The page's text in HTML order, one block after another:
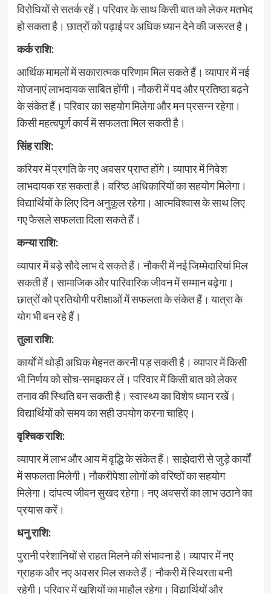
विरोधियों से सतर्क रहें। परिवार के साथ किसी बात को लेकर मतभेद
हो सकता है। छात्रों को पढ़ाई पर अधिक ध्यान देने की जरूरत है।
कर्क राशि:
आर्थिक मामलों में सकारात्मक परिणाम मिल सकते हैं। व्यापार में नई
योजनाएं लाभदायक साबित होंगी। नौकरी में पद और प्रतिष्ठा बढ़ने
के संकेत हैं। परिवार का सहयोग मिलेगा और मन प्रसन्न रहेगा।
किसी महत्वपूर्ण कार्य में सफलता मिल सकती है।
सिंह राशि:
करियर में प्रगति के नए अवसर प्राप्त होंगे। व्यापार में निवेश
लाभदायक रह सकता है। वरिष्ठ अधिकारियों का सहयोग मिलेगा।
विद्यार्थियों के लिए दिन अनुकूल रहेगा। आत्मविश्वास के साथ लिए
गए फैसले सफलता दिला सकते हैं।
कन्या राशि:
व्यापार में बड़े सौदे लाभ दे सकते हैं। नौकरी में नई जिम्मेदारियां मिल
सकती हैं। सामाजिक और पारिवारिक जीवन में सम्मान बढ़ेगा।
छात्रों को प्रतियोगी परीक्षाओं में सफलता के संकेत हैं। यात्रा के
योग भी बन रहे हैं।
तुला राशि:
कार्यों में थोड़ी अधिक मेहनत करनी पड़ सकती है। व्यापार में किसी
भी निर्णय को सोच-समझकर लें। परिवार में किसी बात को लेकर
तनाव की स्थिति बन सकती है। स्वास्थ्य का विशेष ध्यान रखें।
विद्यार्थियों को समय का सही उपयोग करना चाहिए।
वृश्चिक राशि:
व्यापार में लाभ और आय में वृद्धि के संकेत हैं। साझेदारी से जुड़े कार्यों
में सफलता मिलेगी। नौकरीपेशा लोगों को वरिष्ठों का सहयोग
मिलेगा। दांपत्य जीवन सुखद रहेगा। नए अवसरों का लाभ उठाने का
प्रयास करें।
धनु राशि:
पुरानी परेशानियों से राहत मिलने की संभावना है। व्यापार में नए
ग्राहक और नए अवसर मिल सकते हैं। नौकरी में स्थिरता बनी
रहेगी। परिवार में खुशियों का माहौल रहेगा। विद्यार्थियों और